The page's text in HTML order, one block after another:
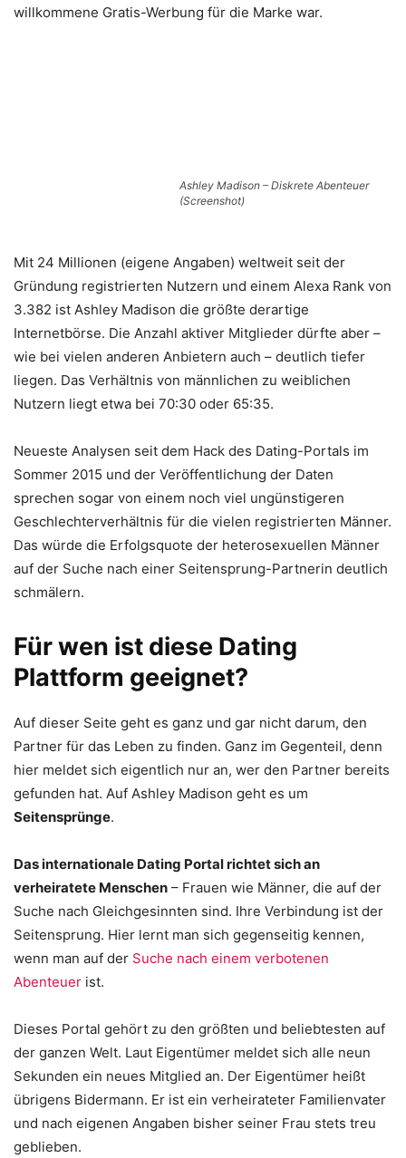
willkommene Gratis-Werbung für die Marke war.
Ashley Madison – Diskrete Abenteuer
(Screenshot)
Mit 24 Millionen (eigene Angaben) weltweit seit der
Gründung registrierten Nutzern und einem Alexa Rank von
3.382 ist Ashley Madison die größte derartige
Internetbörse. Die Anzahl aktiver Mitglieder dürfte aber –
wie bei vielen anderen Anbietern auch – deutlich tiefer
liegen. Das Verhältnis von männlichen zu weiblichen
Nutzern liegt etwa bei 70:30 oder 65:35.
Neueste Analysen seit dem Hack des Dating-Portals im
Sommer 2015 und der Veröffentlichung der Daten
sprechen sogar von einem noch viel ungünstigeren
Geschlechterverhältnis für die vielen registrierten Männer.
Das würde die Erfolgsquote der heterosexuellen Männer
auf der Suche nach einer Seitensprung-Partnerin deutlich
schmälern.
Für wen ist diese Dating
Plattform geeignet?
Auf dieser Seite geht es ganz und gar nicht darum, den
Partner für das Leben zu finden. Ganz im Gegenteil, denn
hier meldet sich eigentlich nur an, wer den Partner bereits
gefunden hat. Auf Ashley Madison geht es um
Seitensprünge.
Das internationale Dating Portal richtet sich an
verheiratete Menschen – Frauen wie Männer, die auf der
Suche nach Gleichgesinnten sind. Ihre Verbindung ist der
Seitensprung. Hier lernt man sich gegenseitig kennen,
wenn man auf der Suche nach einem verbotenen
Abenteuer ist.
Dieses Portal gehört zu den größten und beliebtesten auf
der ganzen Welt. Laut Eigentümer meldet sich alle neun
Sekunden ein neues Mitglied an. Der Eigentümer heißt
übrigens Bidermann. Er ist ein verheirateter Familienvater
und nach eigenen Angaben bisher seiner Frau stets treu
geblieben.